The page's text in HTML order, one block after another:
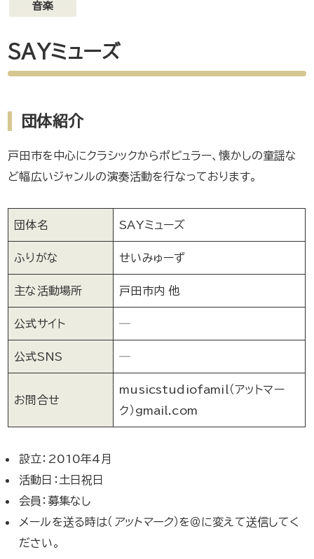
音楽
SAYミューズ
団体紹介
戸田市を中心にクラシックからポピュラー、懐かしの童謡な
ど幅広いジャンルの演奏活動を行なっております。
団体名 SAYミューズ
ふりがな せいみゅーず
主な活動場所 戸田市内 他
公式サイト ─
公式SNS ─
お問合せ
musicstudiofamil（アットマー
ク）gmail.com
設立：2010年4月
活動日：土日祝日
会員：募集なし
メールを送る時は（ アットマーク）を＠に変えて送信してく
ださい。